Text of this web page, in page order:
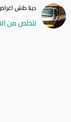
دينا طش
نتخلص من